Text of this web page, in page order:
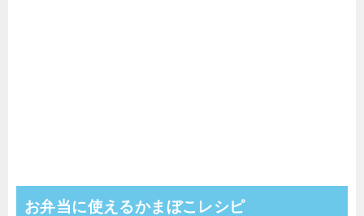
お弁当に使えるかまぼこレシピ